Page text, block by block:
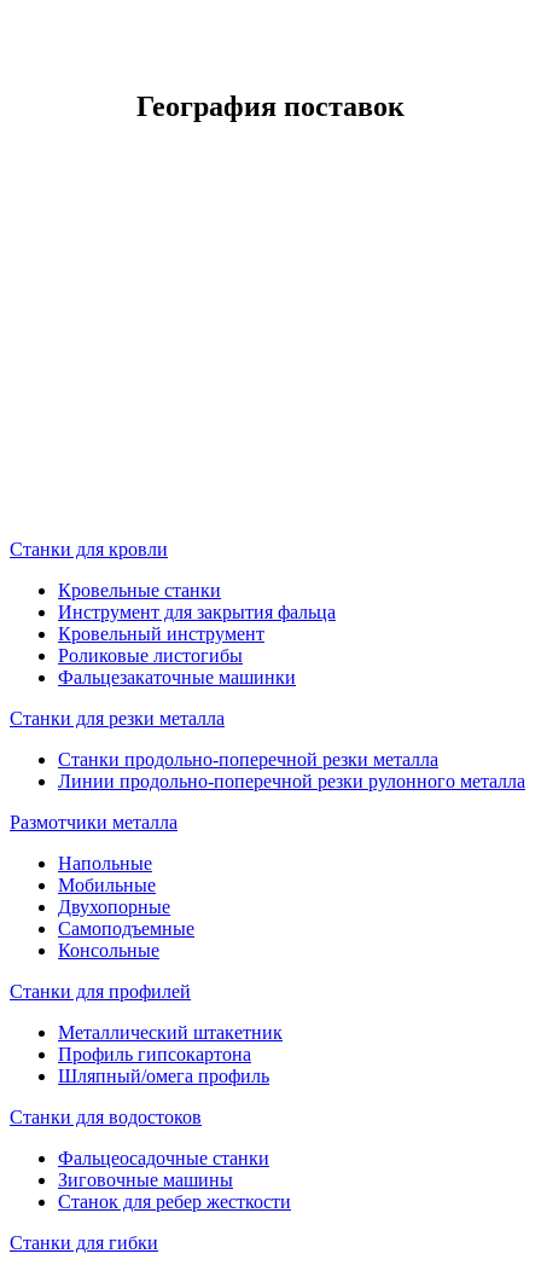
География поставок
Станки для кровли
Кровельные станки
Инструмент для закрытия фальца
Кровельный инструмент
Роликовые листогибы
Фальцезакаточные машинки
Станки для резки металла
Станки продольно-поперечной резки металла
Линии продольно-поперечной резки рулонного металла
Размотчики металла
Напольные
Мобильные
Двухопорные
Самоподъемные
Консольные
Станки для профилей
Металлический штакетник
Профиль гипсокартона
Шляпный/омега профиль
Станки для водостоков
Фальцеосадочные станки
Зиговочные машины
Станок для ребер жесткости
Станки для гибки